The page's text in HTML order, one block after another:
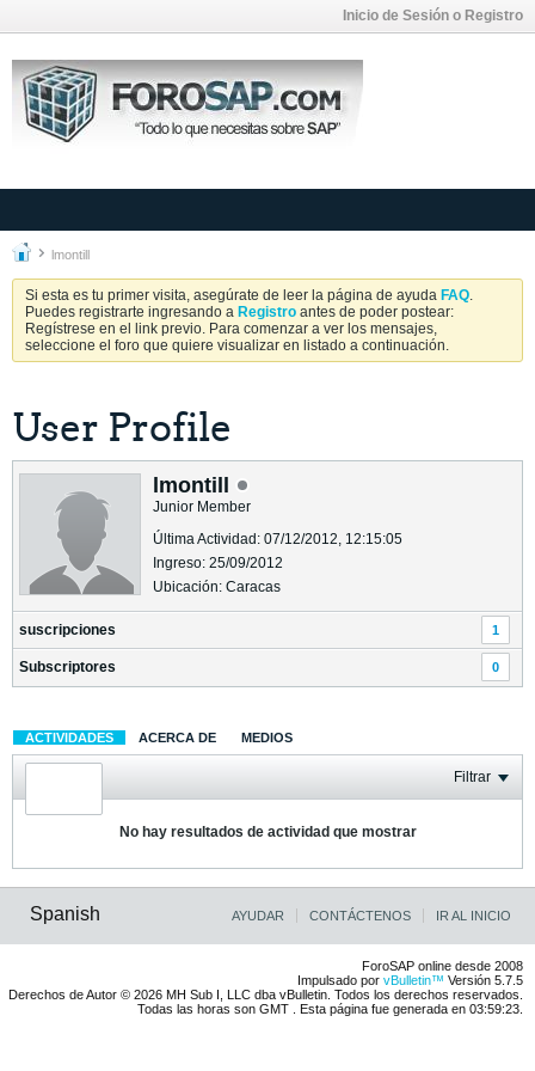
Inicio de Sesión o Registro
lmontill
Si esta es tu primer visita, asegúrate de leer la página de ayuda FAQ.
Puedes registrarte ingresando a Registro antes de poder postear:
Regístrese en el link previo. Para comenzar a ver los mensajes,
seleccione el foro que quiere visualizar en listado a continuación.
User Profile
lmontill
Junior Member
Última Actividad: 07/12/2012, 12:15:05
Ingreso: 25/09/2012
Ubicación: Caracas
suscripciones 1
Subscriptores 0
ACTIVIDADES ACERCA DE MEDIOS
Filtrar
No hay resultados de actividad que mostrar
Spanish AYUDAR CONTÁCTENOS IR AL INICIO
ForoSAP online desde 2008
Impulsado por vBulletin™ Versión 5.7.5
Derechos de Autor © 2026 MH Sub I, LLC dba vBulletin. Todos los derechos reservados.
Todas las horas son GMT . Esta página fue generada en 03:59:23.